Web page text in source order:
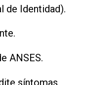
de Identidad).
ANSES.
síntomas